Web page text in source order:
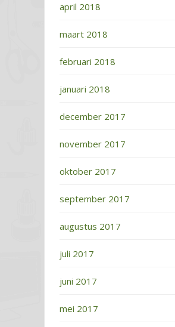
april 2018
maart 2018
februari 2018
januari 2018
december 2017
november 2017
oktober 2017
september 2017
augustus 2017
juli 2017
juni 2017
mei 2017